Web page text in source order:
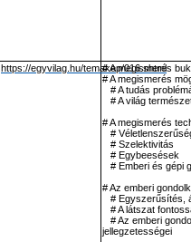
https://egyvilag.hu/temakep/016.shtml
# A megismerés
# A megismerés
# A tudás
# A világ
# A megismerés
#
# Szelektivitás
# Egybeesések
# Emberi és gépi
# Az emberi
# Egyszerűsítés,
# A látszat
# Az emberi
jellegzetességei